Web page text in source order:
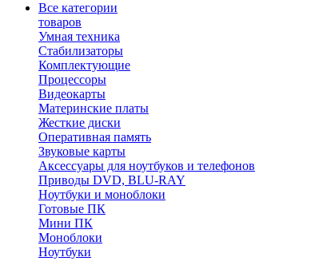
Все категории
товаров
Умная техника
Стабилизаторы
Комплектующие
Процессоры
Видеокарты
Материнские платы
Жесткие диски
Оперативная память
Звуковые карты
Аксессуары для ноутбуков и телефонов
Приводы DVD, BLU-RAY
Ноутбуки и моноблоки
Готовые ПК
Мини ПК
Моноблоки
Ноутбуки